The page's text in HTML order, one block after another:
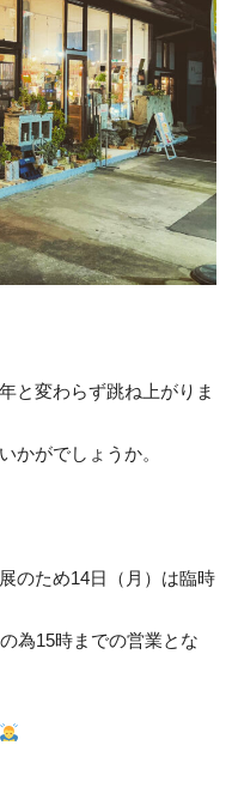
と変わらず跳ね上がりま
かがでしょうか。
のため14日（月）は臨時
為15時までの営業とな